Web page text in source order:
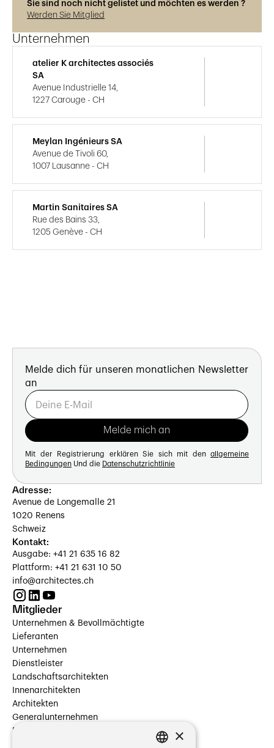
Sie sind noch nicht gelistet und möchten es werden ?
Werden Sie Mitglied
Unternehmen
atelier K architectes associés
SA
Avenue Industrielle 14,
1227 Carouge - CH
Meylan Ingénieurs SA
Avenue de Tivoli 60,
1007 Lausanne - CH
Martin Sanitaires SA
Rue des Bains 33,
1205 Genève - CH
Melde dich für unseren monatlichen Newsletter
an
Mit der Registrierung erklären Sie sich mit den allgemeine
Bedingungen Und die Datenschutzrichtlinie
Adresse:
Avenue de Longemalle 21
1020 Renens
Schweiz
Kontakt:
Ausgabe: +41 21 635 16 82
Plattform: +41 21 631 10 50
info@architectes.ch
Mitglieder
Unternehmen & Bevollmächtigte
Lieferanten
Unternehmen
Dienstleister
Landschaftsarchitekten
Innenarchitekten
Architekten
Generalunternehmen
Beauftragte Unternehmen
×